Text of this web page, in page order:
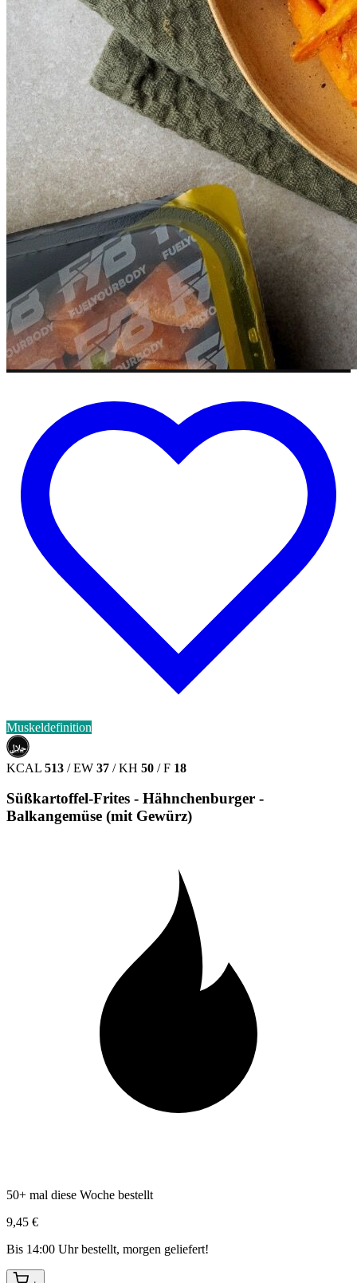
Muskeldefinition
حلال
HALAL
KCAL 513 / EW 37 / KH 50 / F 18
Süßkartoffel-Frites - Hähnchenburger -
Balkangemüse (mit Gewürz)
50+ mal diese Woche bestellt
9,45 €
Bis 14:00 Uhr bestellt, morgen geliefert!